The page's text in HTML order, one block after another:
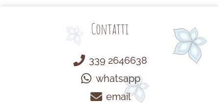
Contatti
339 2646638
whatsapp
email